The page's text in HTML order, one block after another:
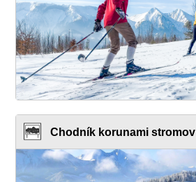
Chodník korunami stromov